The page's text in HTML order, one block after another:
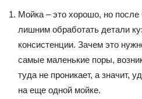
Мойка – это хорошо, но
лишним обработать детали
консистенции. Зачем это
самые маленькие поры,
туда не проникает, а значит,
на еще одной мойке.